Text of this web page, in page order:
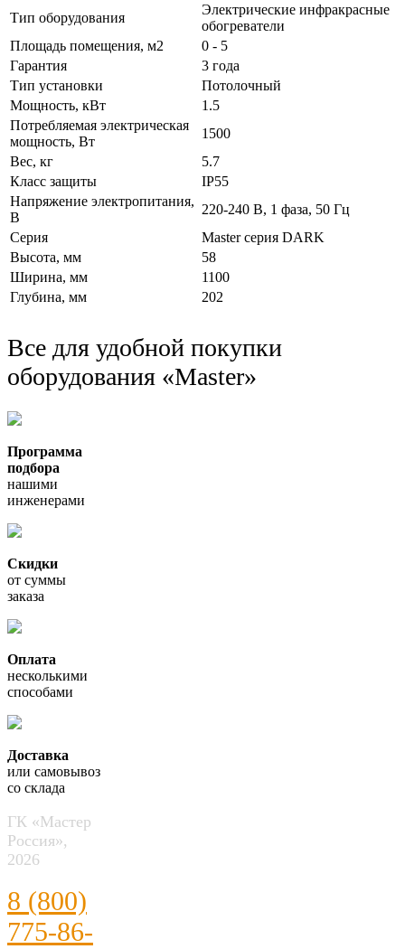
Тип оборудования
Электрические инфракрасные
обогреватели
Площадь помещения, м2
0 - 5
Гарантия
3 года
Тип установки
Потолочный
Мощность, кВт
1.5
Потребляемая электрическая
мощность, Вт
1500
Вес, кг
5.7
Класс защиты
IP55
Напряжение электропитания,
В
220-240 В, 1 фаза, 50 Гц
Серия
Master серия DARK
Высота, мм
58
Ширина, мм
1100
Глубина, мм
202
Все для удобной покупки
оборудования «Master»
Программа
подбора
нашими
инженерами
Скидки
от суммы
заказа
Оплата
несколькими
способами
Доставка
или самовывоз
со склада
ГК «Мастер
Россия»,
2026
8 (800)
775-86-